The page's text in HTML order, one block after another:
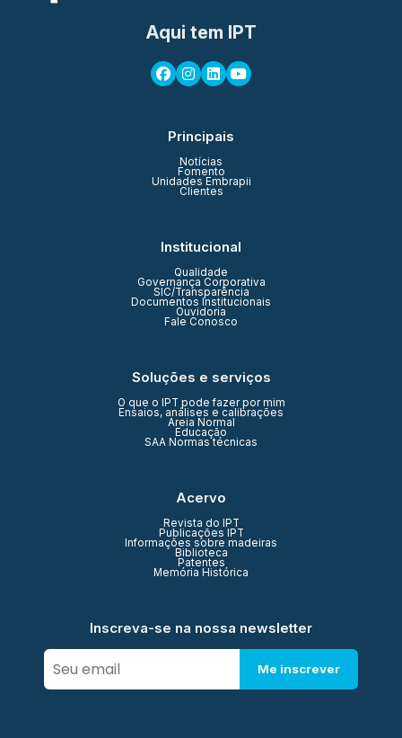
Aqui tem IPT
Principais
Notícias
Fomento
Unidades Embrapii
Clientes
Institucional
Qualidade
Governança Corporativa
SIC/Transparência
Documentos Institucionais
Ouvidoria
Fale Conosco
Soluções e serviços
O que o IPT pode fazer por mim
Ensaios, análises e calibrações
Areia Normal
Educação
SAA Normas técnicas
Acervo
Revista do IPT
Publicações IPT
Informações sobre madeiras
Biblioteca
Patentes
Memória Histórica
Inscreva-se na nossa newsletter
Me inscrever